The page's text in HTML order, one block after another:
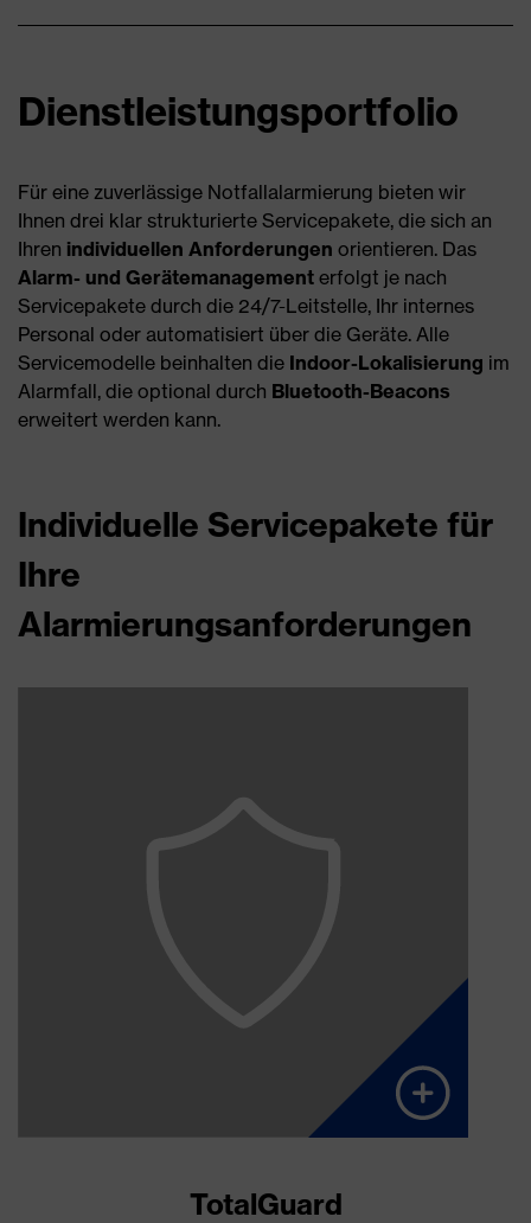
Dienstleistungsportfolio
Für eine zuverlässige Notfallalarmierung bieten wir
Ihnen drei klar strukturierte Servicepakete, die sich an
Ihren individuellen Anforderungen orientieren. Das
Alarm- und Gerätemanagement erfolgt je nach
Servicepakete durch die 24/7-Leitstelle, Ihr internes
Personal oder automatisiert über die Geräte. Alle
Servicemodelle beinhalten die Indoor-Lokalisierung im
Alarmfall, die optional durch Bluetooth-Beacons
erweitert werden kann.
Individuelle Servicepakete für
Ihre
Alarmierungsanforderungen
Indoor-Lokalisierung
TotalGuard